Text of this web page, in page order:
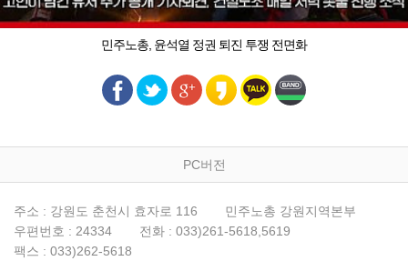
민주노총, 윤석열 정권 퇴진 투쟁 전면화
PC버전
주소 : 강원도 춘천시 효자로 116
민주노총 강원지역본부
우편번호 : 24334
전화 : 033)261-5618,5619
팩스 : 033)262-5618